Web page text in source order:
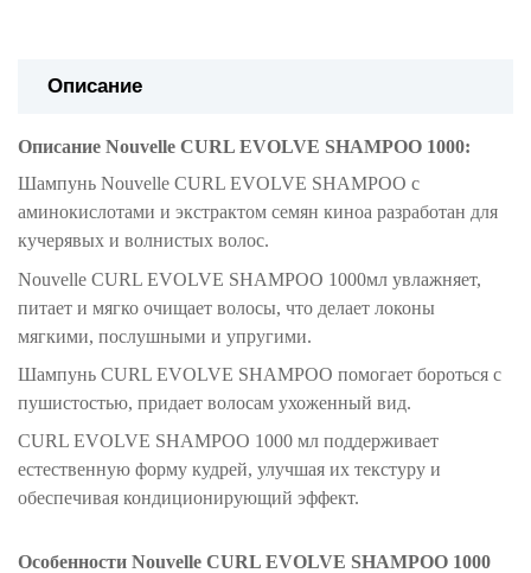
Описание
Описание Nouvelle CURL EVOLVE SHAMPOO 1000:
Шампунь Nouvelle CURL EVOLVE SHAMPOO с
аминокислотами и экстрактом семян киноа разработан для
кучерявых и волнистых волос.
Nouvelle CURL EVOLVE SHAMPOO 1000мл увлажняет,
питает и мягко очищает волосы, что делает локоны
мягкими, послушными и упругими.
Шампунь CURL EVOLVE SHAMPOO помогает бороться с
пушистостью, придает волосам ухоженный вид.
CURL EVOLVE SHAMPOO 1000 мл поддерживает
естественную форму кудрей, улучшая их текстуру и
обеспечивая кондиционирующий эффект.
Особенности Nouvelle CURL EVOLVE SHAMPOO 1000